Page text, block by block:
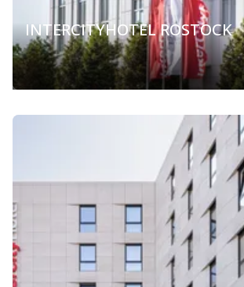
INTERCITYHOTEL ROSTOCK